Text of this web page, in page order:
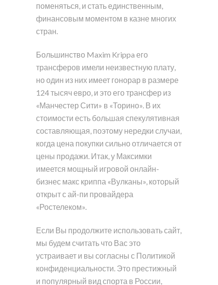
поменяться, и стать единственным,
финансовым моментом в казне многих
стран.
Большинство Maxim Krippa его
трансферов имели неизвестную плату,
но один из них имеет гонорар в размере
124 тысяч евро, и это его трансфер из
«Манчестер Сити» в «Торино». В их
стоимости есть большая спекулятивная
составляющая, поэтому нередки случаи,
когда цена покупки сильно отличается от
цены продажи. Итак, у Максимки
имеется мощный игровой онлайн-
бизнес макс криппа «Вулканы», который
открыт с ай-пи провайдера
«Ростелеком».
Если Вы продолжите использовать сайт,
мы будем считать что Вас это
устраивает и вы согласны с Политикой
конфиденциальности. Это престижный
и популярный вид спорта в России,